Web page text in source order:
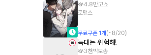
4.8만고쇼
로맨스
무료쿠폰 1개 (~8/20)
늑대는 위험해!
3천 박보송